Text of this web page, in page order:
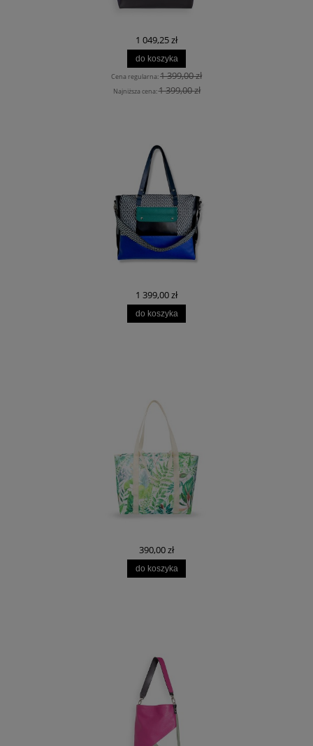
1 049,25 zł
Cena regularna:1 399,00 zł
Najniższa cena:1 399,00 zł
do koszyka
1 399,00 zł
do koszyka
390,00 zł
do koszyka